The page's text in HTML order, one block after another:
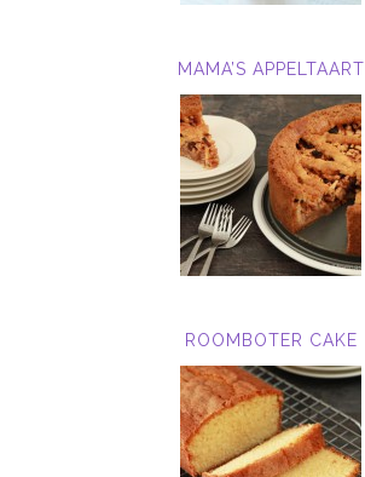
MAMA’S APPELTAART
ROOMBOTER CAKE